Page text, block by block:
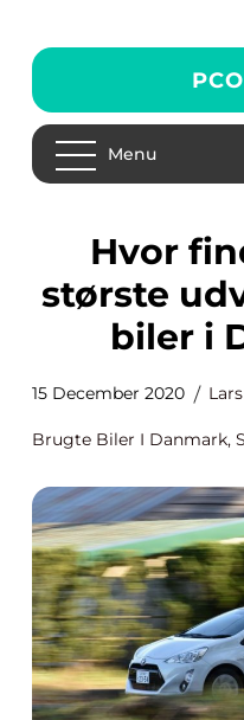
Menu
Hvor finder jeg det
største
biler i
15 December 2020
Brugte Biler I Danmark,